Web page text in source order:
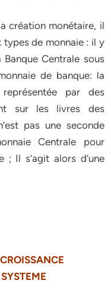
création monétaire, il
types de monnaie : il y
Centrale sous
de banque: la
par des
sur les livres des
pas une seconde
Centrale pour
; Il s’agit alors d’une